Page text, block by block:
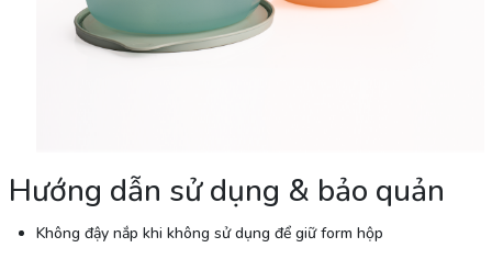
Hướng dẫn sử dụng & bảo quản
Không đậy nắp khi không sử dụng để giữ form hộp